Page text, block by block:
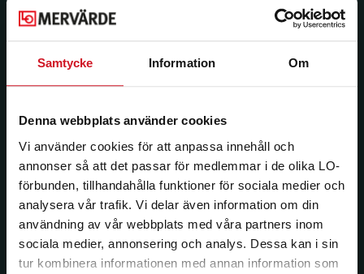
Samtycke Information Om
Denna webbplats använder cookies
Vi använder cookies för att anpassa innehåll och
annonser så att det passar för medlemmar i de olika LO-
förbunden, tillhandahålla funktioner för sociala medier och
analysera vår trafik. Vi delar även information om din
användning av vår webbplats med våra partners inom
sociala medier, annonsering och analys. Dessa kan i sin
tur kombinera informationen med annan information som